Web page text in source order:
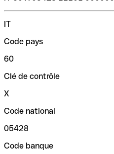
IT
Code pays
60
Clé de contrôle
X
Code national
05428
Code banque